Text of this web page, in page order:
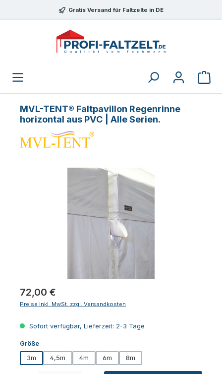
Zum Hauptinhalt springenGratis Versand für Faltzelte in DE
MVL-TENT® Faltpavillon Regenrinne
horizontal aus PVC | Alle Serien.
Bildergalerie überspringen
Regulärer Preis:
72,00 €
Preise inkl. MwSt. zzgl. Versandkosten
Sofort verfügbar, Lieferzeit: 2-3 Tage
Größeauswählen
3m
4,5m 4m 6m 8m